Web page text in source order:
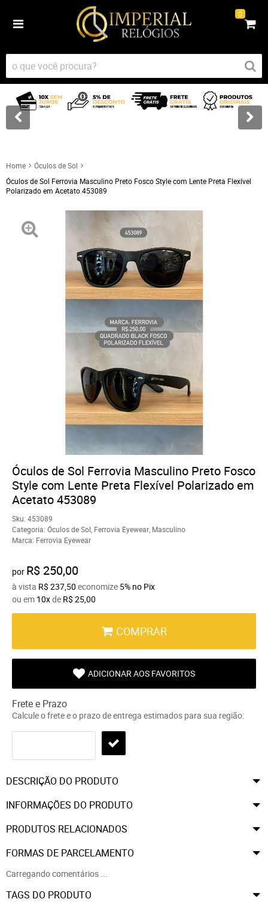
0
Home
Óculos de Sol
Óculos de Sol Ferrovia Masculino Preto Fosco Style com Lente Preta Flexível
Polarizado em Acetato 453089
Óculos de Sol Ferrovia Masculino Preto Fosco
Style com Lente Preta Flexível Polarizado em
Acetato 453089
Sku: 453089
Categoria: Óculos de Sol Ferrovia Eyewear Masculino
Marca: Ferrovia Eyewear
por R$ 250,00
à vista R$ 237,50 economize 5% no Pix
ou em 10xde R$ 25,00
COMPRAR
ADICIONAR AOS FAVORITOS
Frete e Prazo
Calcule o frete e o prazo de entrega estimados para sua região:
DESCRIÇÃO DO PRODUTO
INFORMAÇÕES DO PRODUTO
PRODUTOS RELACIONADOS
FORMAS DE PARCELAMENTO
Carregando comentários ...
TAGS DO PRODUTO